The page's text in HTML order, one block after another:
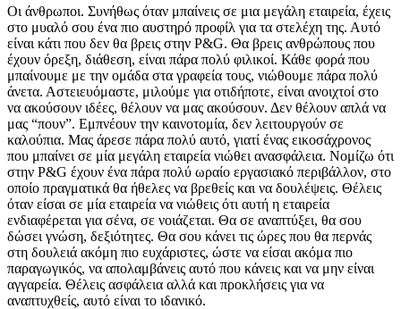
Οι άνθρωποι. Συνήθως όταν μπαίνεις σε μια μεγάλη εταιρεία, έχεις
στο μυαλό σου ένα πιο αυστηρό προφίλ για τα στελέχη της. Αυτό
είναι κάτι που δεν θα βρεις στην P&G. Θα βρεις ανθρώπους που
έχουν όρεξη, διάθεση, είναι πάρα πολύ φιλικοί. Κάθε φορά που
μπαίνουμε με την ομάδα στα γραφεία τους, νιώθουμε πάρα πολύ
άνετα. Αστειευόμαστε, μιλούμε για οτιδήποτε, είναι ανοιχτοί στο
να ακούσουν ιδέες, θέλουν να μας ακούσουν. Δεν θέλουν απλά να
μας “πουν”. Εμπνέουν την καινοτομία, δεν λειτουργούν σε
καλούπια. Μας άρεσε πάρα πολύ αυτό, γιατί ένας εικοσάχρονος
που μπαίνει σε μία μεγάλη εταιρεία νιώθει ανασφάλεια. Νομίζω ότι
στην P&G έχουν ένα πάρα πολύ ωραίο εργασιακό περιβάλλον, στο
οποίο πραγματικά θα ήθελες να βρεθείς και να δουλέψεις. Θέλεις
όταν είσαι σε μία εταιρεία να νιώθεις ότι αυτή η εταιρεία
ενδιαφέρεται για σένα, σε νοιάζεται. Θα σε αναπτύξει, θα σου
δώσει γνώση, δεξιότητες. Θα σου κάνει τις ώρες που θα περνάς
στη δουλειά ακόμη πιο ευχάριστες, ώστε να είσαι ακόμα πιο
παραγωγικός, να απολαμβάνεις αυτό που κάνεις και να μην είναι
αγγαρεία. Θέλεις ασφάλεια αλλά και προκλήσεις για να
αναπτυχθείς, αυτό είναι το ιδανικό.